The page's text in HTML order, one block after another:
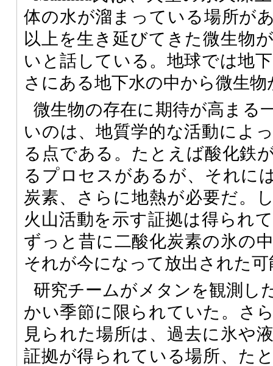
体の水が溜まっている場所が
以上を生き延びてきた微生物
いと話している。地球では地
さにある地下水の中から微生
微生物の存在に期待が高まる
いのは、地質学的な活動によ
る点である。たとえば酸化鉄
るプロセスがあるが、それに
炭素、さらに地熱が必要だ。
火山活動を示す証拠は得られ
ずっと昔に二酸化炭素の氷の
それが今になって放出された
研究チームがメタンを観測し
かい季節に限られていた。さ
見られた場所は、過去に氷や
証拠が得られている場所、た